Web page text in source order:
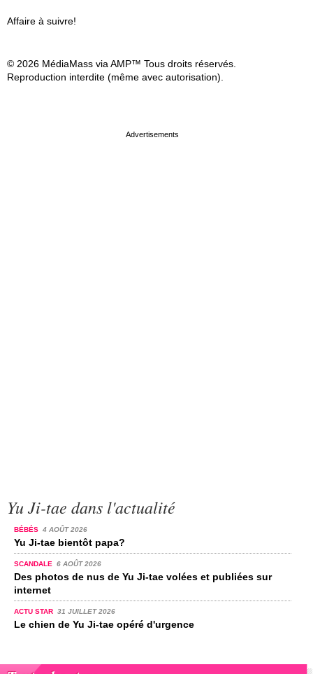
Affaire à suivre!
© 2026 MédiaMass via AMP™ Tous droits réservés.
Reproduction interdite (même avec autorisation).
Yu Ji-tae dans l'actualité
BÉBÉS 4 AOÛT 2026
Yu Ji-tae bientôt papa?
SCANDALE 6 AOÛT 2026
Des photos de nus de Yu Ji-tae volées et publiées sur
internet
ACTU STAR 31 JUILLET 2026
Le chien de Yu Ji-tae opéré d'urgence